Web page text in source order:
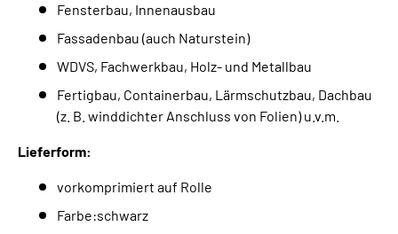
Fensterbau, Innenausbau
Fassadenbau (auch Naturstein)
WDVS, Fachwerkbau, Holz- und Metallbau
Fertigbau, Containerbau, Lärmschutzbau, Dachbau
(z. B. winddichter Anschluss von Folien) u.v.m.
Lieferform:
vorkomprimiert auf Rolle
Farbe:schwarz